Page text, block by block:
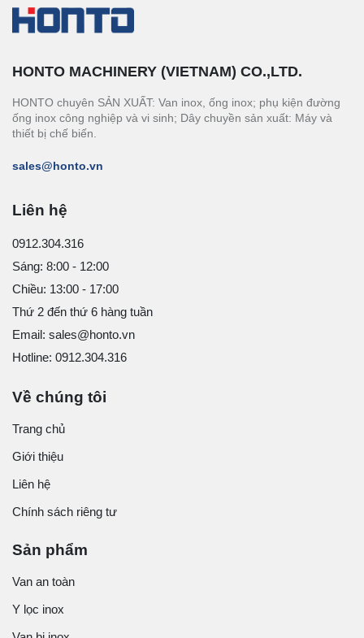
HONTO MACHINERY (VIETNAM) CO.,LTD.
HONTO chuyên SẢN XUẤT: Van inox, ống inox; phụ kiện đường
ống inox công nghiệp và vi sinh; Dây chuyền sản xuất: Máy và
thiết bị chế biến.
sales@honto.vn
Liên hệ
0912.304.316
Sáng: 8:00 - 12:00
Chiều: 13:00 - 17:00
Thứ 2 đến thứ 6 hàng tuần
Email: sales@honto.vn
Hotline: 0912.304.316
Về chúng tôi
Trang chủ
Giới thiệu
Liên hệ
Chính sách riêng tư
Sản phẩm
Van an toàn
Y lọc inox